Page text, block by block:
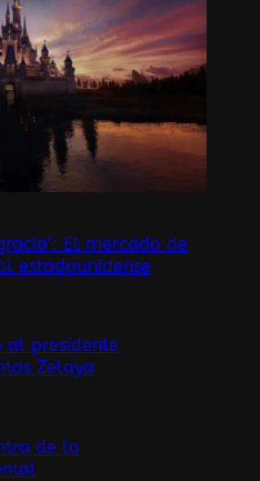
El mercado de
estadounidense
al presidente
Zelaya
de la